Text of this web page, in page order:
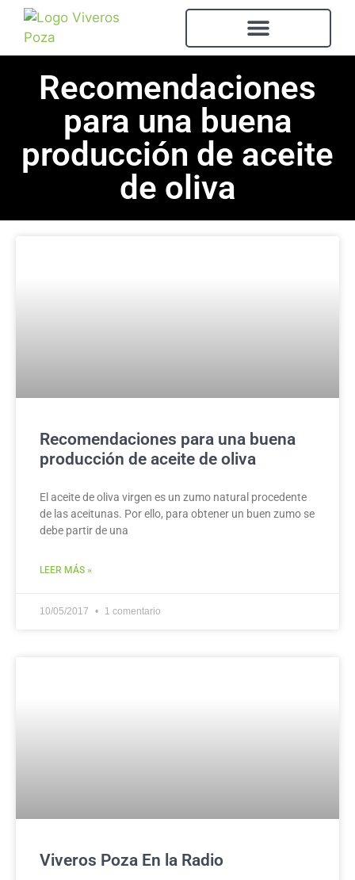
Recomendaciones
para una buena
producción de aceite
de oliva
Recomendaciones para una buena
producción de aceite de oliva
El aceite de oliva virgen es un zumo natural procedente
de las aceitunas. Por ello, para obtener un buen zumo se
debe partir de una
LEER MÁS »
10/05/2017 1 comentario
Viveros Poza En la Radio